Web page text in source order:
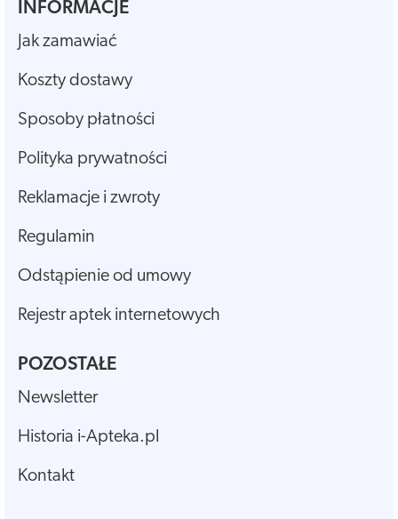
INFORMACJE
Jak zamawiać
Koszty dostawy
Sposoby płatności
Polityka prywatności
Reklamacje i zwroty
Regulamin
Odstąpienie od umowy
Rejestr aptek internetowych
POZOSTAŁE
Newsletter
Historia i-Apteka.pl
Kontakt